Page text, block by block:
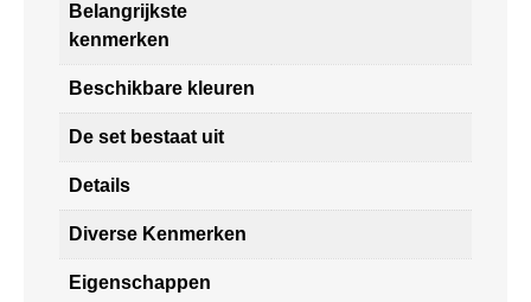
Belangrijkste
kenmerken
Beschikbare kleuren
De set bestaat uit
Details
Diverse Kenmerken
Eigenschappen